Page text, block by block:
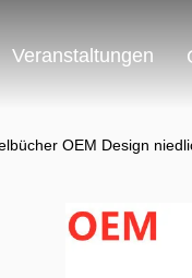
Veranstaltungen
OEM Design